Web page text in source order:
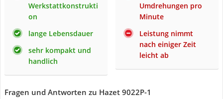
Werkstattkonstrukti
on
lange Lebensdauer
sehr kompakt und
handlich
Umdrehungen pro
Minute
Leistung nimmt
nach einiger Zeit
leicht ab
Fragen und Antworten zu Hazet 9022P-1